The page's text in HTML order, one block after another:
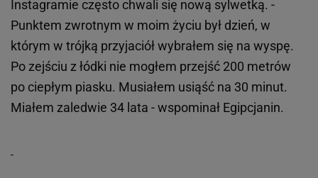
Instagramie często chwali się nową sylwetką. -
Punktem zwrotnym w moim życiu był dzień, w
którym w trójką przyjaciół wybrałem się na wyspę.
Po zejściu z łódki nie mogłem przejść 200 metrów
po ciepłym piasku. Musiałem usiąść na 30 minut.
Miałem zaledwie 34 lata - wspominał Egipcjanin.